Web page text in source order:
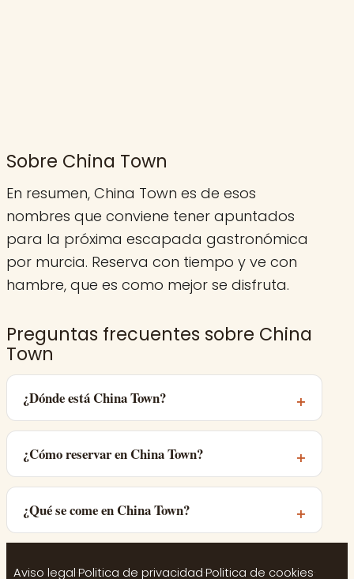
Sobre China Town
En resumen, China Town es de esos
nombres que conviene tener apuntados
para la próxima escapada gastronómica
por murcia. Reserva con tiempo y ve con
hambre, que es como mejor se disfruta.
Preguntas frecuentes sobre China
Town
¿Dónde está China Town?
¿Cómo reservar en China Town?
¿Qué se come en China Town?
Aviso legal·Politica de privacidad·Politica de cookies·